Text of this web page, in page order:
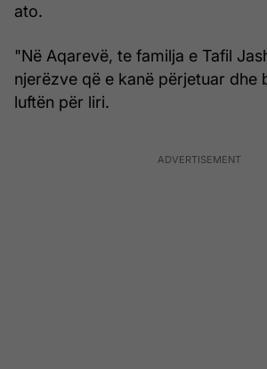
ato.
"Në Aqarevë, te familja e Tafil
njerëzve që e kanë përjetuar dhe
luftën për liri.